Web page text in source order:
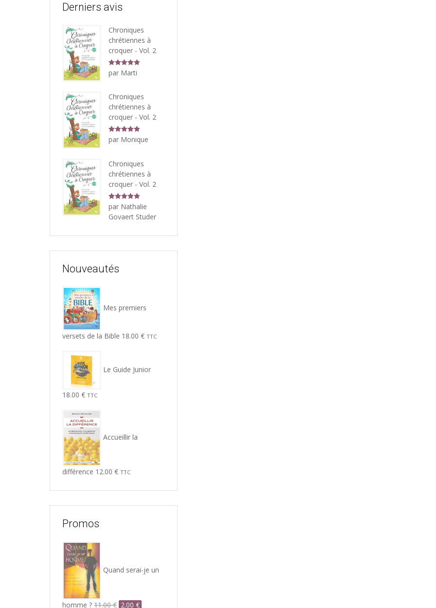
Derniers avis
Chroniques
chrétiennes à
croquer - Vol. 2
5 sur
5
par Marti
Chroniques
chrétiennes à
croquer - Vol. 2
5 sur
5
par Monique
Chroniques
chrétiennes à
croquer - Vol. 2
5 sur
5
par Nathalie
Govaert Studer
Nouveautés
Mes premiers
versets de la Bible 18.00 € TTC
Le Guide Junior
18.00 € TTC
Accueillir la
différence 12.00 € TTC
Promos
Quand serai-je un
homme ? 11.00€ Le
2.00 €